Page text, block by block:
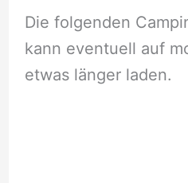
Die folgenden
kann eventuell auf
etwas länger laden.